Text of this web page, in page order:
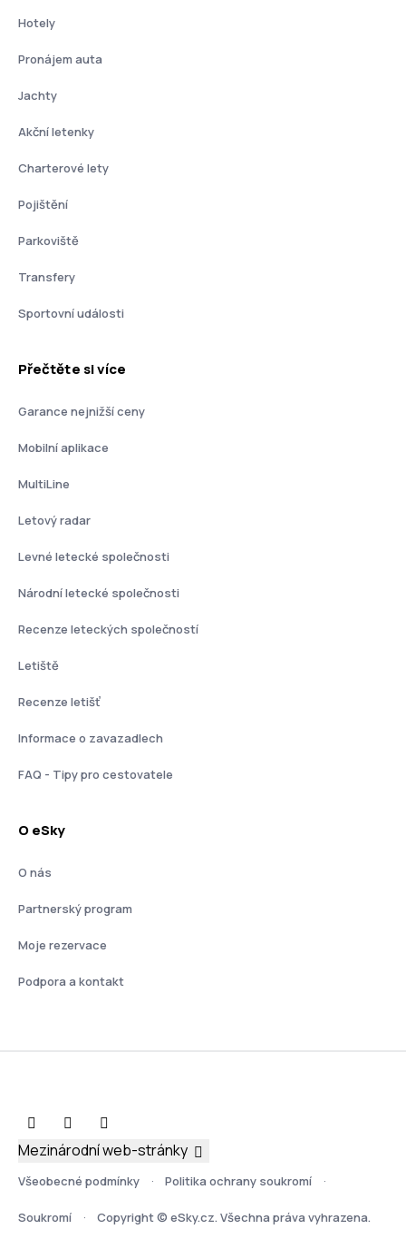
Hotely
Pronájem auta
Jachty
Akční letenky
Charterové lety
Pojištění
Parkoviště
Transfery
Sportovní události
Přečtěte si více
Garance nejnižší ceny
Mobilní aplikace
MultiLine
Letový radar
Levné letecké společnosti
Národní letecké společnosti
Recenze leteckých společností
Letiště
Recenze letišť
Informace o zavazadlech
FAQ - Tipy pro cestovatele
O eSky
O nás
Partnerský program
Moje rezervace
Podpora a kontakt
Všeobecné podmínky Politika ochrany soukromí
Soukromí Copyright © eSky.cz. Všechna práva vyhrazena.
Mezinárodní web-stránky